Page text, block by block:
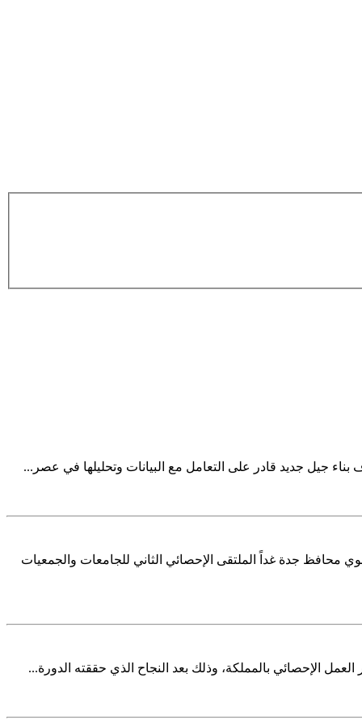
بناء جيل جديد قادر على التعامل مع البيانات وتحليلها في عصر...
محافظ جدة غداً الملتقى الإحصائي الثاني للجامعات والجمعيات
الإحصائي بالمملكة، وذلك بعد النجاح الذي حققته الدورة...